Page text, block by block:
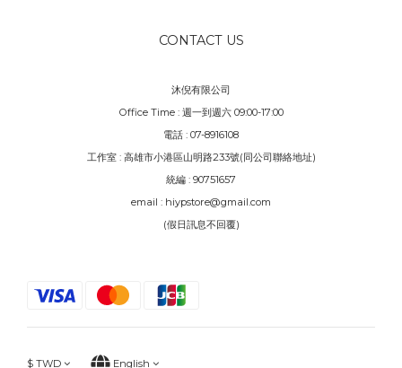
CONTACT US
沐倪有限公司
Office Time : 週一到週六 09:00-17:00
電話 : 07-8916108
工作室 : 高雄市小港區山明路233號(同公司聯絡地址)
統編 : 90751657
email : hiypstore@gmail.com
(假日訊息不回覆)
$ TWD English